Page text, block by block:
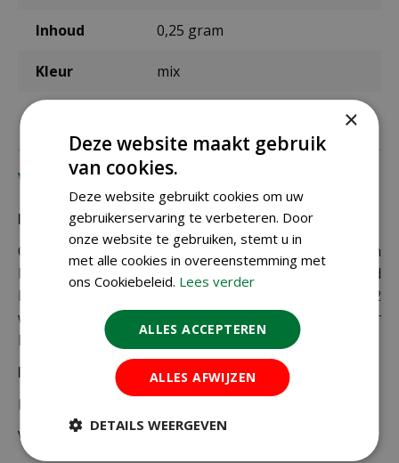
Inhoud 0,25 gram
Kleur mix
Verzending
Bezorging:
Om uw bestelling goed en veilig bij u thuis te laten
bezorgen maken wij gebruik van PostNL. De levertijd
bedraagt doorgaans tussen de 1 en 2
werkdagen. Deze bezorgtijd geldt zowel voor
Nederland als België.
Bezorgkosten Nederland:
Bestellingen van € 49,95 of meer verzenden wij gratis.
Voor een bestelling onder € 49,95 zijn er 2 tarieven:
×
Deze website maakt gebruik
van cookies.
Deze website gebruikt cookies om uw
gebruikerservaring te verbeteren. Door
onze website te gebruiken, stemt u in
met alle cookies in overeenstemming met
ons Cookiebeleid. Lees verder
ALLES ACCEPTEREN
ALLES AFWIJZEN
DETAILS WEERGEVEN